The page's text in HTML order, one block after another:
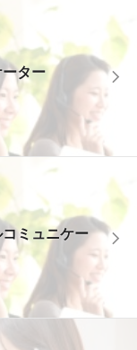
ーター
コミュニケー